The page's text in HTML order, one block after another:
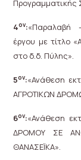
Προγραμματικής
4ον:«Παραλαβή
έργου με τίτλο
στο δ.δ. Πύλης».
5ον:«Ανάθεση
ΑΓΡΟΤΙΚΩΝ
6ον:«Ανάθεση
ΔΡΟΜΟΥ ΣΕ
ΘΑΝΑΣΕΪΚΑ».